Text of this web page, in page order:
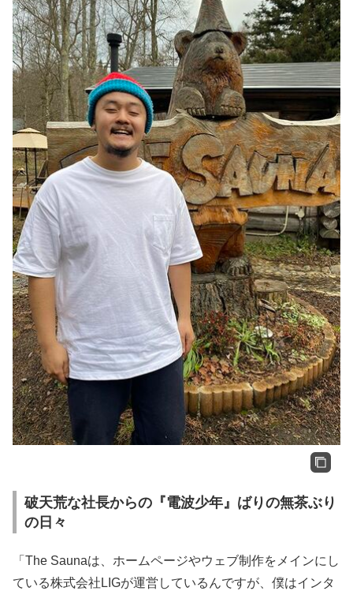
破天荒な社長からの『電波少年』ばりの無茶ぶり
の日々
「The Saunaは、ホームページやウェブ制作をメインにし
ている株式会社LIGが運営しているんですが、僕はインタ